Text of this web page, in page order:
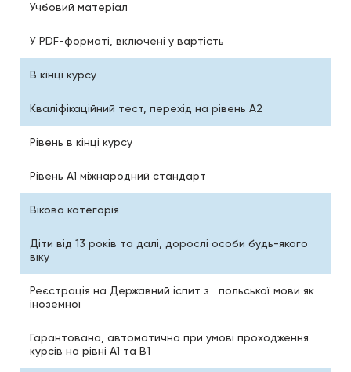
Учбовий матеріал
У PDF-форматі, включені у вартість
В кінці курсу
Кваліфікаційний тест, перехід на рівень A2
Рівень в кінці курсу
Рівень А1 міжнародний стандарт
Вікова категорія
Діти від 13 років та далі, дорослі особи будь-якого
віку
Реєстрація на Державний іспит з польської мови як
іноземної
Гарантована, автоматична при умові проходження
курсів на рівні А1 та В1